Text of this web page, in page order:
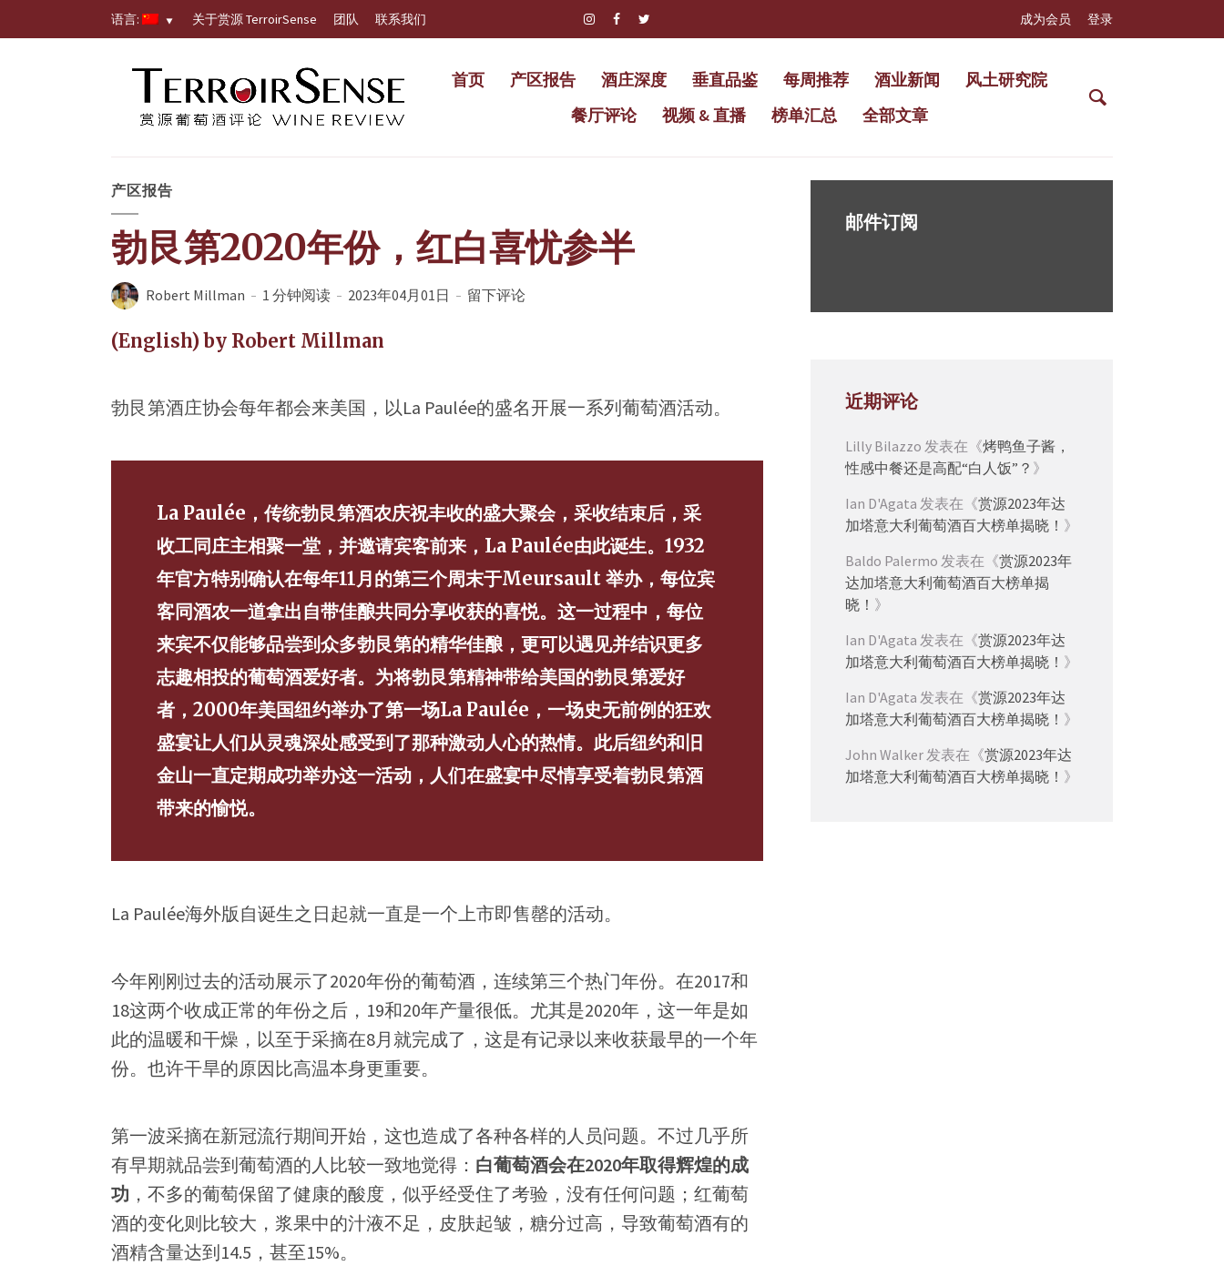
语言: 关于赏源 TerroirSense 团队 联系我们 成为会员 登录
首页 产区报告 酒庄深度 垂直品鉴 每周推荐 酒业新闻
风土研究院
餐厅评论
视频 & 直播 榜单汇总 全部文章
产区报告
勃艮第2020年份，红白喜忧参半
Robert Millman 1 分钟阅读 2023年04月01日 留下评论
(English) by Robert Millman
勃艮第酒庄协会每年都会来美国，以La Paulée的盛名开展一系列葡萄酒活动。
La Paulée，传统勃艮第酒农庆祝丰收的盛大聚会，采收结束后，采
收工同庄主相聚一堂，并邀请宾客前来，La Paulée由此诞生。1932
年官方特别确认在每年11月的第三个周末于Meursault 举办，每位宾
客同酒农一道拿出自带佳酿共同分享收获的喜悦。这一过程中，每位
来宾不仅能够品尝到众多勃艮第的精华佳酿，更可以遇见并结识更多
志趣相投的葡萄酒爱好者。为将勃艮第精神带给美国的勃艮第爱好
者，2000年美国纽约举办了第一场La Paulée，一场史无前例的狂欢
盛宴让人们从灵魂深处感受到了那种激动人心的热情。此后纽约和旧
金山一直定期成功举办这一活动，人们在盛宴中尽情享受着勃艮第酒
带来的愉悦。
La Paulée海外版自诞生之日起就一直是一个上市即售罄的活动。
今年刚刚过去的活动展示了2020年份的葡萄酒，连续第三个热门年份。在2017和
18这两个收成正常的年份之后，19和20年产量很低。尤其是2020年，这一年是如
此的温暖和干燥，以至于采摘在8月就完成了，这是有记录以来收获最早的一个年
份。也许干旱的原因比高温本身更重要。
第一波采摘在新冠流行期间开始，这也造成了各种各样的人员问题。不过几乎所
有早期就品尝到葡萄酒的人比较一致地觉得： 白葡萄酒会在2020年取得辉煌的成
功 ，不多的葡萄保留了健康的酸度，似乎经受住了考验，没有任何问题；红葡萄
酒的变化则比较大，浆果中的汁液不足，皮肤起皱，糖分过高，导致葡萄酒有的
酒精含量达到14.5，甚至15%。
邮件订阅
近期评论
Lilly Bilazzo 发表在《烤鸭鱼子酱，
性感中餐还是高配“白人饭”？ 》
Ian D'Agata 发表在《赏源2023年达
加塔意大利葡萄酒百大榜单揭晓！ 》
Baldo Palermo 发表在《赏源2023年
达加塔意大利葡萄酒百大榜单揭
晓！ 》
Ian D'Agata 发表在《赏源2023年达
加塔意大利葡萄酒百大榜单揭晓！ 》
Ian D'Agata 发表在《赏源2023年达
加塔意大利葡萄酒百大榜单揭晓！ 》
John Walker发表在《赏源2023年达
加塔意大利葡萄酒百大榜单揭晓！ 》